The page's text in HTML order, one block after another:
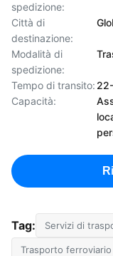
spedizione:
Città di
destinazione:
Modalità di
spedizione:
Tempo di transito:
Capacità:
Tag: Servizi di
Trasporto